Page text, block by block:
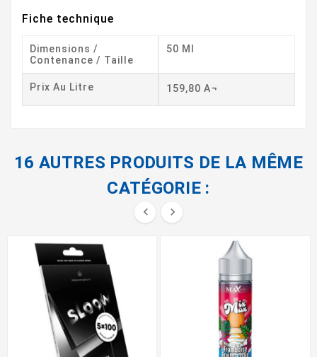
Fiche technique
Dimensions /
Contenance / Taille
50 Ml
Prix Au Litre 159,80 A¬
16 AUTRES PRODUITS DE LA MÊME
CATÉGORIE :
 